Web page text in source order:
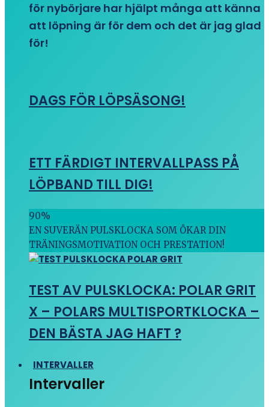
för nybörjare har hjälpt många att känna
att löpning är för dem och det är jag glad
för!
DAGS FÖR LÖPSÄSONG!
ETT FÄRDIGT INTERVALLPASS PÅ
LÖPBAND TILL DIG!
90%
EN SUVERÄN PULSKLOCKA SOM ÖKAR DIN
TRÄNINGSMOTIVATION OCH PRESTATION!
TEST AV PULSKLOCKA: POLAR GRIT
X – POLARS MULTISPORTKLOCKA –
DEN BÄSTA JAG HAFT ?
INTERVALLER
Intervaller